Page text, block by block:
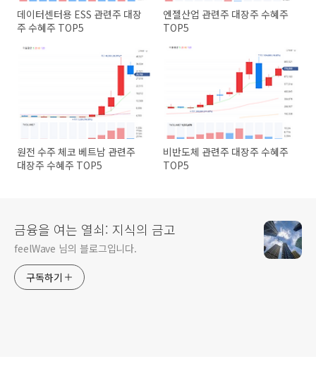
데이터센터용 ESS 관련주 대장
주 수혜주 TOP5
엔젤산업 관련주 대장주 수혜주
TOP5
원전 수주 체코 베트남 관련주
대장주 수혜주 TOP5
비반도체 관련주 대장주 수혜주
TOP5
금융을 여는 열쇠: 지식의 금고
feelWave 님의 블로그입니다.
구독하기